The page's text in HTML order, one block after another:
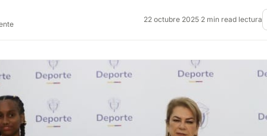
22 octubre 2025·2 min read lectura